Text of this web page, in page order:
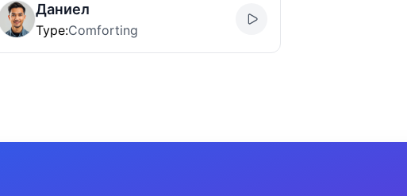
Даниел
Type:Comforting